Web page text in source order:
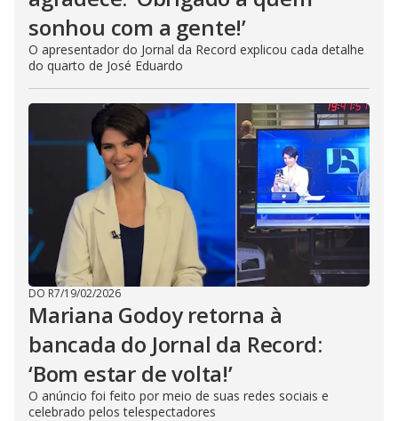
sonhou com a gente!’
O apresentador do Jornal da Record explicou cada detalhe
do quarto de José Eduardo
DO R7/19/02/2026
Mariana Godoy retorna à
bancada do Jornal da Record:
‘Bom estar de volta!’
O anúncio foi feito por meio de suas redes sociais e
celebrado pelos telespectadores